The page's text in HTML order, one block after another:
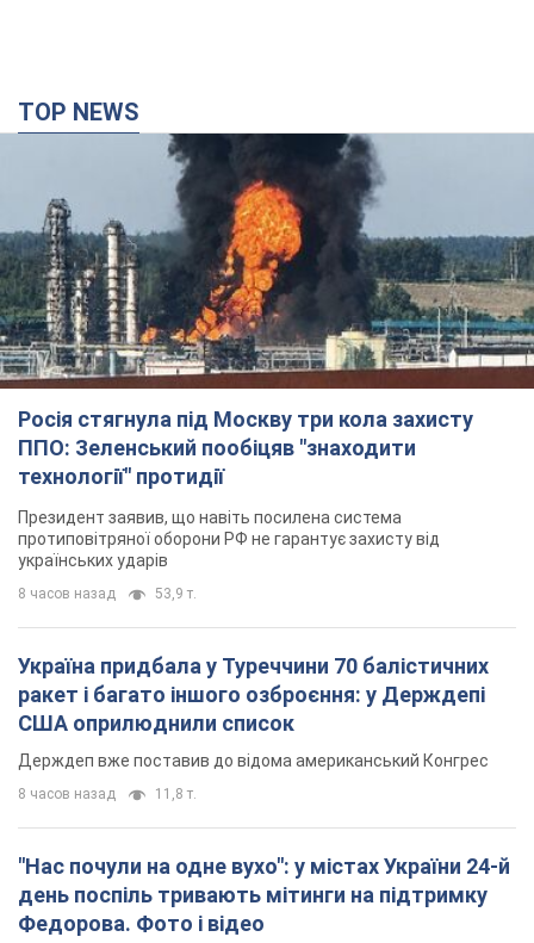
TOP NEWS
Росія стягнула під Москву три кола захисту
ППО: Зеленський пообіцяв "знаходити
технології" протидії
Президент заявив, що навіть посилена система
протиповітряної оборони РФ не гарантує захисту від
українських ударів
8 часов назад 53,9 т.
Україна придбала у Туреччини 70 балістичних
ракет і багато іншого озброєння: у Держдепі
США оприлюднили список
Держдеп вже поставив до відома американський Конгрес
8 часов назад 11,8 т.
"Нас почули на одне вухо": у містах України 24-й
день поспіль тривають мітинги на підтримку
Федорова. Фото і відео